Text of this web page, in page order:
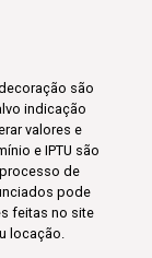
são
indicação
valores e
e IPTU são
de
pode
feitas no site
locação.